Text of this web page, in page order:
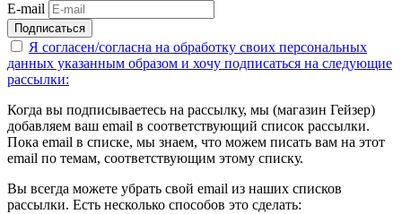
E-mail
Подписаться
Я согласен/согласна на обработку своих персональных
данных указанным образом и хочу подписаться на следующие
рассылки:
Когда вы подписываетесь на рассылку, мы (магазин Гейзер)
добавляем ваш email в соответствующий список рассылки.
Пока email в списке, мы знаем, что можем писать вам на этот
email по темам, соответствующим этому списку.
Вы всегда можете убрать свой email из наших списков
рассылки. Есть несколько способов это сделать: